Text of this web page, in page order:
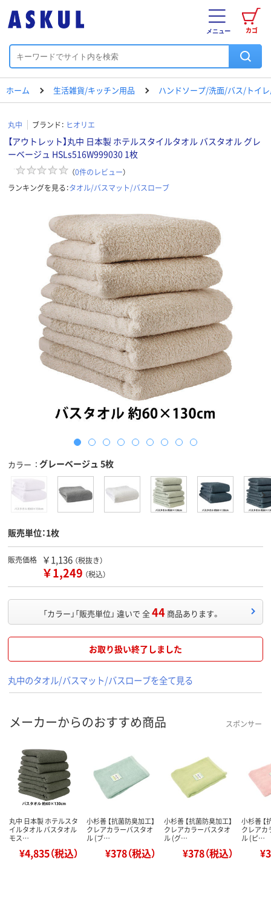
カゴ
メニュー
ホーム 生活雑貨/キッチン用品 ハンドソープ/洗面/バス/トイ
丸中 ブランド： ヒオリエ
【アウトレット】丸中 日本製 ホテルスタイルタオル バスタオル グレ
ーベージュ HSLs516W999030 1枚
（0件のレビュー）
ランキングを見る：タオル/バスマット/バスローブ
カラー グレーベージュ 5枚
販売単位：1枚
販売価格 ￥1,136 （税抜き）
￥1,249 （税込）
「カラー」「販売単位」 違いで 全44 商品あります。
お取り扱い終了しました
丸中のタオル/バスマット/バスローブを全て見る
メーカーからのおすすめ商品 スポンサー
丸中 日本製 ホテルスタ
イルタオル バスタオル
モス…
¥4,835（税込）
小杉善 【抗菌防臭加工】
クレアカラーバスタオ
ル (ブ…
¥378（税込）
小杉善 【抗菌防臭加工】
クレアカラーバスタオ
ル (グ…
¥378（税込）
小杉善 【
クレアカ
ル (ピ…